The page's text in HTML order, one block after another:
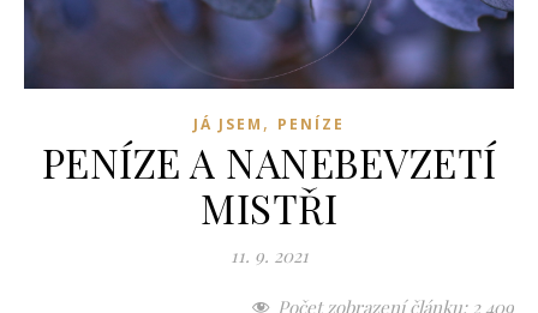
JÁ JSEM , PENÍZE
PENÍZE A NANEBEVZETÍ
MISTŘI
11. 9. 2021
Počet zobrazení článku: 2 409